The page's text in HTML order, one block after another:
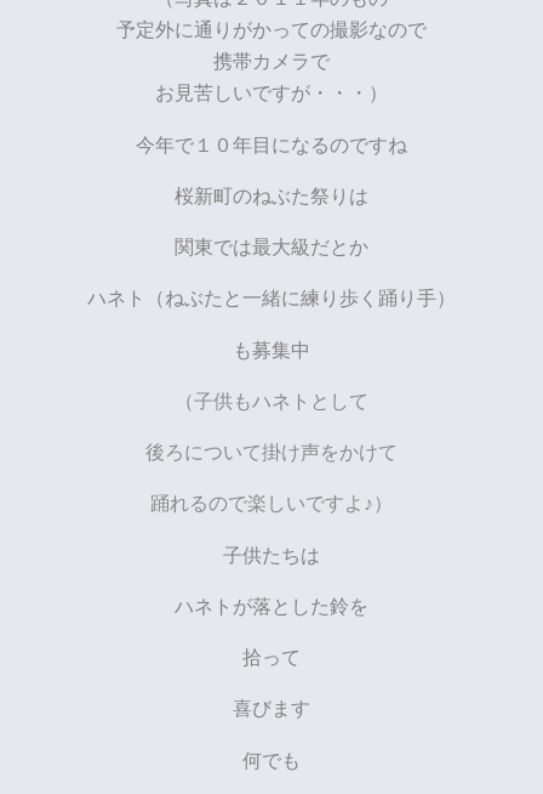
予定外に通りがかっての撮影なので
携帯カメラで
お見苦しいですが・・・）
今年で１０年目になるのですね
桜新町のねぶた祭りは
関東では最大級だとか
ハネト（ねぶたと一緒に練り歩く踊り手）
も募集中
（子供もハネトとして
後ろについて掛け声をかけて
踊れるので楽しいですよ♪）
子供たちは
ハネトが落とした鈴を
拾って
喜びます
何でも